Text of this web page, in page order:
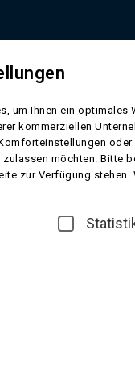
Ruhe
von Herrn
um Ihnen ein
kommerziellen
möchten. Bitte
zur Verfügung
den Betrieb der Seite
können wir mit